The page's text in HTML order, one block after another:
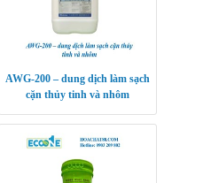
AWG-200 – dung dịch làm sạch
cặn thủy tinh và nhôm